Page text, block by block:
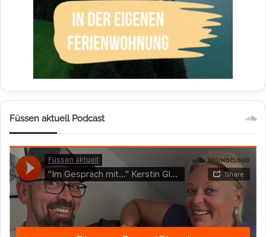
Füssen aktuell Podcast